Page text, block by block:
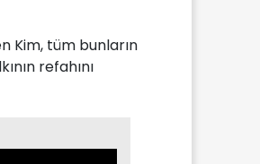
Kim, tüm bunların
refahını